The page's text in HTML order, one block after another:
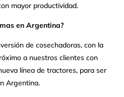
mayor productividad.
en Argentina?
de cosechadoras, con la
a nuestros clientes con
línea de tractores, para ser
Argentina.